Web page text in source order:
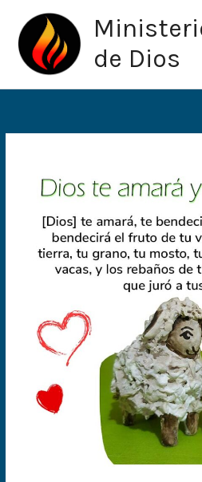
contenido
de Dios